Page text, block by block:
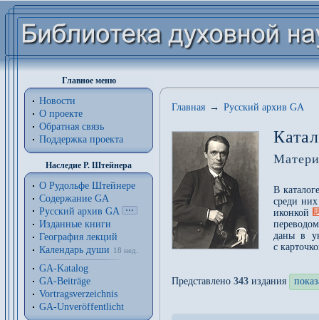
Главное меню
Новости
О проекте
Обратная связь
Поддержка проекта
Наследие Р. Штейнера
О Рудольфе Штейнере
Содержание GA
Русский архив GA
Изданные книги
География лекций
Календарь души
18 нед.
GA-Katalog
GA-Beiträge
Vortragsverzeichnis
GA-Unveröffentlicht
Главная → Русский архив GA
В
среди
иконкой
даны в
с
Представлено 343 издания